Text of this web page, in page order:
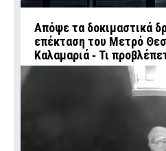
Απόψε τα δοκιμαστικά
επέκταση του Μετρό
Καλαμαριά ‑ Τι